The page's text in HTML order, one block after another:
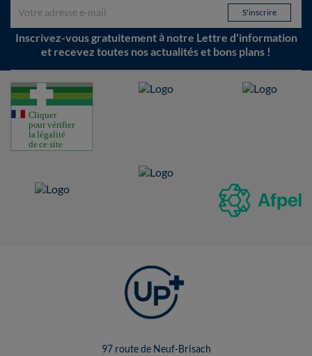
Inscrivez-vous gratuitement à notre Lettre d'information
et recevez toutes nos actualités et bons plans !
97 route de Neuf-Brisach